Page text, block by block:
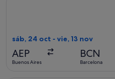
sáb, 24 oct - vie, 13 nov
AEP
Buenos Aires
BCN
Barcelona